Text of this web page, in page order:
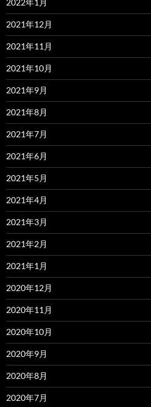
2022年1月
2021年12月
2021年11月
2021年10月
2021年9月
2021年8月
2021年7月
2021年6月
2021年5月
2021年4月
2021年3月
2021年2月
2021年1月
2020年12月
2020年11月
2020年10月
2020年9月
2020年8月
2020年7月